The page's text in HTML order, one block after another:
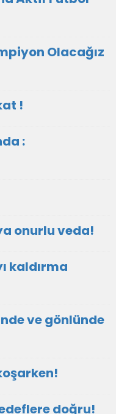
Olacağız
!
:
onurlu veda!
kaldırma
ve gönlünde
doğru!